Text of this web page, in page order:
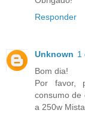
Responder
Unknown 1
Bom dia!
Por favor,
consumo de
a 250w